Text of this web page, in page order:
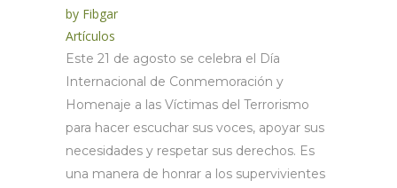
by Fibgar
Artículos
Este 21 de agosto se celebra el Día
Internacional de Conmemoración y
Homenaje a las Víctimas del Terrorismo
para hacer escuchar sus voces, apoyar sus
necesidades y respetar sus derechos. Es
una manera de honrar a los supervivientes